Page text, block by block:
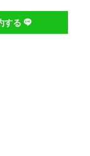
する